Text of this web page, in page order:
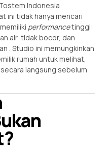
Indonesia
ini tidak hanya mencari
performancetinggi:
air, tidak bocor, dan
. Studio ini memungkinkan
rumah untuk melihat,
langsung sebelum